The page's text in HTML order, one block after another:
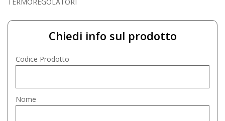
Chiedi info sul prodotto
Codice Prodotto
Nome